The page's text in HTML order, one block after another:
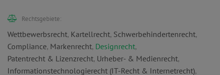
Rechtsgebiete:
Wettbewerbsrecht, Kartellrecht, Schwerbehindertenrecht,
Compliance, Markenrecht, Designrecht,
Patentrecht & Lizenzrecht, Urheber- & Medienrecht,
Informationstechnologierecht (IT-Recht & Internetrecht),